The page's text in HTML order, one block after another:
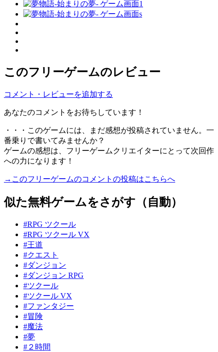
このフリーゲームのレビュー
コメント・レビューを追加する
あなたのコメントをお待ちしています！
・・・このゲームには、まだ感想が投稿されていません。一
番乗りで書いてみませんか？
ゲームの感想は、フリーゲームクリエイターにとって次回作
への力になります！
→このフリーゲームのコメントの投稿はこちらへ
似た無料ゲームをさがす（自動）
#RPG ツクール
#RPG ツクール VX
#王道
#クエスト
#ダンジョン
#ダンジョン RPG
#ツクール
#ツクール VX
#ファンタジー
#冒険
#魔法
#夢
#２時間